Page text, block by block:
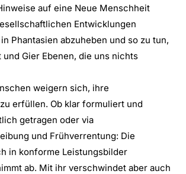
auf eine Neue Menschheit
Entwicklungen
Phantasien abzuheben und so zu tun,
und Gier Ebenen, die uns nichts
weigern sich, ihre
erfüllen. Ob klar formuliert und
getragen oder via
und Frühverrentung: Die
in konforme Leistungsbilder
ab. Mit ihr verschwindet aber auch